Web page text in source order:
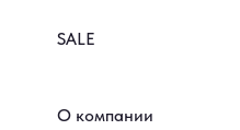
SALE
О компании